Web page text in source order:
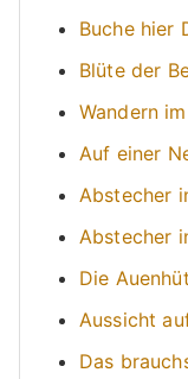
Buche hier
Blüte der
Wandern
Auf einer
Abstecher
Abstecher
Die
Aussicht
Das